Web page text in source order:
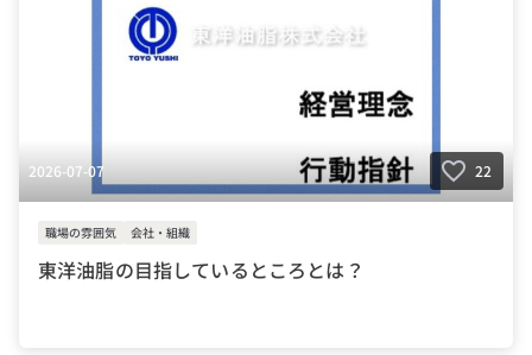
2026-07-07 22
職場の雰囲気 会社・組織
東洋油脂の目指しているところとは？